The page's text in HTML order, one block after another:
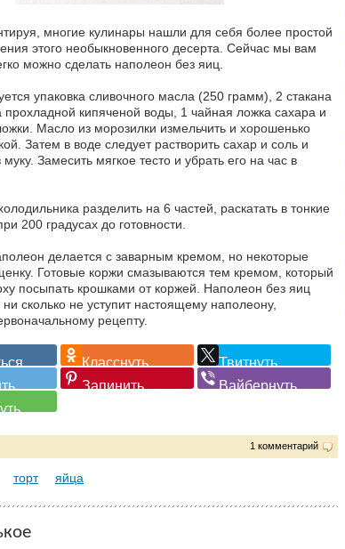
многие кулинары нашли для себя более простой
этого необыкновенного десерта. Сейчас мы вам
можно сделать наполеон без яиц.
упаковка сливочного масла (250 грамм), 2 стакана
прохладной кипяченой воды, 1 чайная ложка сахара и
Масло из морозилки измельчить и хорошенько
Затем в воде следует растворить сахар и соль и
Замесить мягкое тесто и убрать его на час в
разделить на 6 частей, раскатать в тонкие
200 градусах до готовности.
делается с заварным кремом, но некоторые
Готовые коржи смазываются тем кремом, который
посыпать крошками от коржей. Наполеон без яиц
ни сколько не уступит настоящему наполеону,
рецепту.
1 комментарий
торт яйца